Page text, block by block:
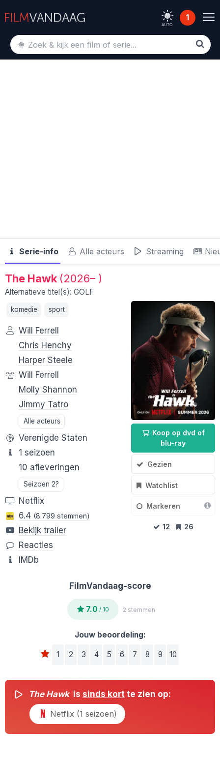
AUTO
1
Serie-info Alle acteurs Streaming
The Hawk (2026– )
Alternatieve titel(s): GOLF
Koop op dvd of
blu-ray
Gezien
Watchlist
Markeren
12 26
komedie sport
Will Ferrell
Chris Henchy
Harper Steele
Will Ferrell
Molly Shannon
Jimmy Tatro
Alle acteurs
Verenigde Staten
1 seizoen
10 afleveringen
Seizoen 2?
Netflix
6.4 (8.799 stemmen)
Bekijk trailer
Reacties
IMDb
FilmVandaag-score
7.0 / 10 2 stemmen
Jouw beoordeling:
1 2 3 4 5 6 7 8 9 10
The Hawk is sinds kort te zien op:
Netflix (1 seizoen)